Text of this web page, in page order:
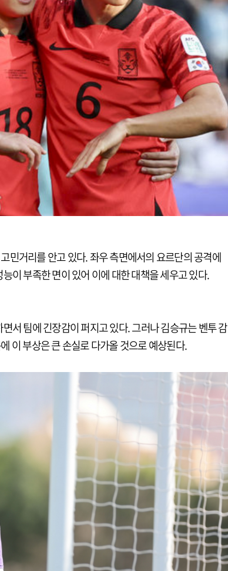
민거리를 안고 있다. 좌우 측면에서의 요르단의 공격에
이 부족한 면이 있어 이에 대한 대책을 세우고 있다.
서 팀에 긴장감이 퍼지고 있다. 그러나 김승규는 벤투 감
이 부상은 큰 손실로 다가올 것으로 예상된다.